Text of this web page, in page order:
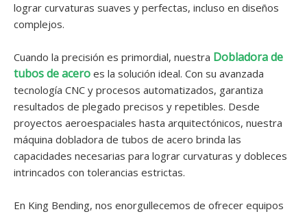
lograr curvaturas suaves y perfectas, incluso en diseños
complejos.
Cuando la precisión es primordial, nuestra Dobladora de
tubos de acero es la solución ideal. Con su avanzada
tecnología CNC y procesos automatizados, garantiza
resultados de plegado precisos y repetibles. Desde
proyectos aeroespaciales hasta arquitectónicos, nuestra
máquina dobladora de tubos de acero brinda las
capacidades necesarias para lograr curvaturas y dobleces
intrincados con tolerancias estrictas.
En King Bending, nos enorgullecemos de ofrecer equipos